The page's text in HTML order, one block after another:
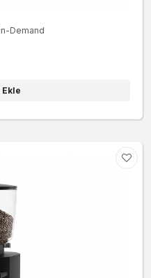
Demand
Ekle